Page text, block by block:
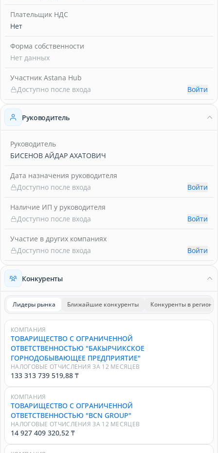
Плательщик НДС
Нет
Форма собственности
Нет данных
Участник Astana Hub
Доступно после входа
Войти
Руководитель
Руководитель
БИСЕНОВ АЙДАР АХАТОВИЧ
Дата назначения руководителя
Доступно после входа
Войти
Наличие ИП у руководителя
Доступно после входа
Войти
Участие в других компаниях
Доступно после входа
Войти
Конкуренты
Лидеры рынка Ближайшие конкуренты Конкуренты в регионе
КОМПАНИЯ
ТОВАРИЩЕСТВО С ОГРАНИЧЕННОЙ
ОТВЕТСТВЕННОСТЬЮ "БАКЫРЧИКСКОЕ
ГОРНОДОБЫВАЮЩЕЕ ПРЕДПРИЯТИЕ"
НАЛОГОВЫЕ ОТЧИСЛЕНИЯ ЗА 12 МЕСЯЦЕВ
133 313 739 519,88 ₸
КОМПАНИЯ
ТОВАРИЩЕСТВО С ОГРАНИЧЕННОЙ
ОТВЕТСТВЕННОСТЬЮ "BCN GROUP"
НАЛОГОВЫЕ ОТЧИСЛЕНИЯ ЗА 12 МЕСЯЦЕВ
14 927 409 320,52 ₸